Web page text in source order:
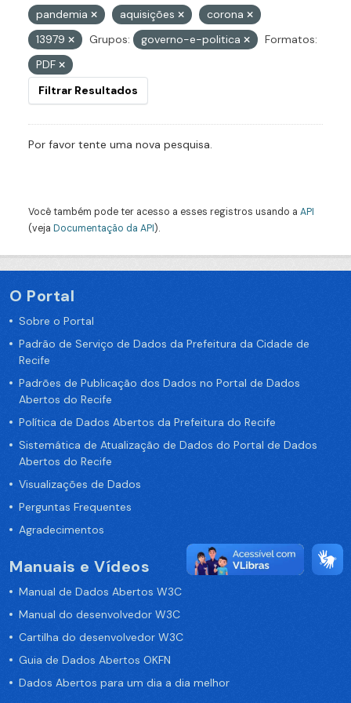
pandemia aquisições
corona
13979
Grupos: governo-e-politica
Formatos:
PDF
Filtrar Resultados
Por favor tente uma nova pesquisa.
Você também pode ter acesso a esses registros usando a API
(veja Documentação da API).
O Portal
Sobre o Portal
Padrão de Serviço de Dados da Prefeitura da Cidade de
Recife
Padrões de Publicação dos Dados no Portal de Dados
Abertos do Recife
Política de Dados Abertos da Prefeitura do Recife
Sistemática de Atualização de Dados do Portal de Dados
Abertos do Recife
Visualizações de Dados
Perguntas Frequentes
Agradecimentos
Manuais e Vídeos
Manual de Dados Abertos W3C
Manual do desenvolvedor W3C
Cartilha do desenvolvedor W3C
Guia de Dados Abertos OKFN
Dados Abertos para um dia a dia melhor